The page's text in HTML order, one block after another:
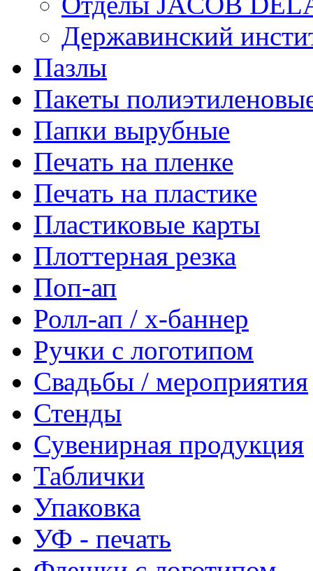
Державинский
Пазлы
Пакеты
Папки вырубные
Печать на пленке
Печать на пластике
Пластиковые карты
Плоттерная резка
Поп-ап
Ролл-ап / х-баннер
Ручки с логотипом
Свадьбы / мероприятия
Стенды
Сувенирная продукция
Таблички
Упаковка
УФ - печать